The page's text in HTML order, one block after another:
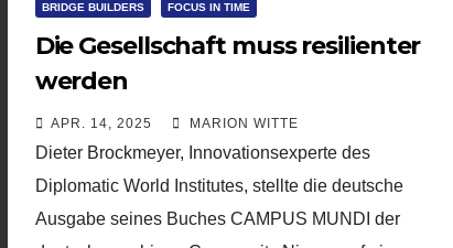
BRIDGE BUILDERS FOCUS IN TIME
Die Gesellschaft muss resilienter
werden
APR. 14, 2025 MARION WITTE
Dieter Brockmeyer, Innovationsexperte des
Diplomatic World Institutes, stellte die deutsche
Ausgabe seines Buches CAMPUS MUNDI der